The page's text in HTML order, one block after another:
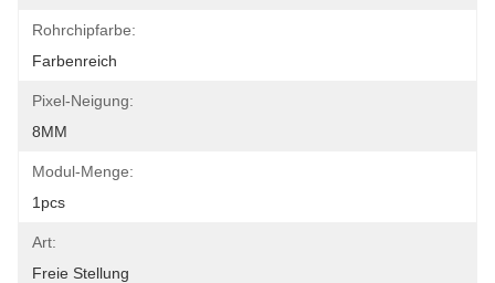
Rohrchipfarbe:
Farbenreich
Pixel-Neigung:
8MM
Modul-Menge:
1pcs
Art:
Freie Stellung